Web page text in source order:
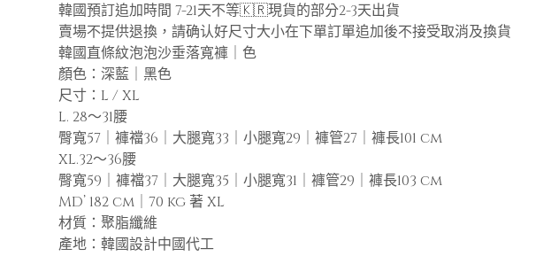
韓國預訂追加時間 7-21天不等🇰🇷現貨的部分2-3天出貨
賣場不提供退換，請确认好尺寸大小在下單訂單追加後不接受取消及換貨
韓國直條紋泡泡沙垂落寬褲｜色
顏色：深藍｜黑色
尺寸：L / XL
L. 28～31腰
臀寬57｜褲襠36｜大腿寬33｜小腿寬29｜褲管27｜褲長101 cm
XL.32～36腰
臀寬59｜褲襠37｜大腿寬35｜小腿寬31｜褲管29｜褲長103 cm
MD’ 182 cm｜70 kg 著 XL
材質：聚脂纖維
產地：韓國設計中國代工